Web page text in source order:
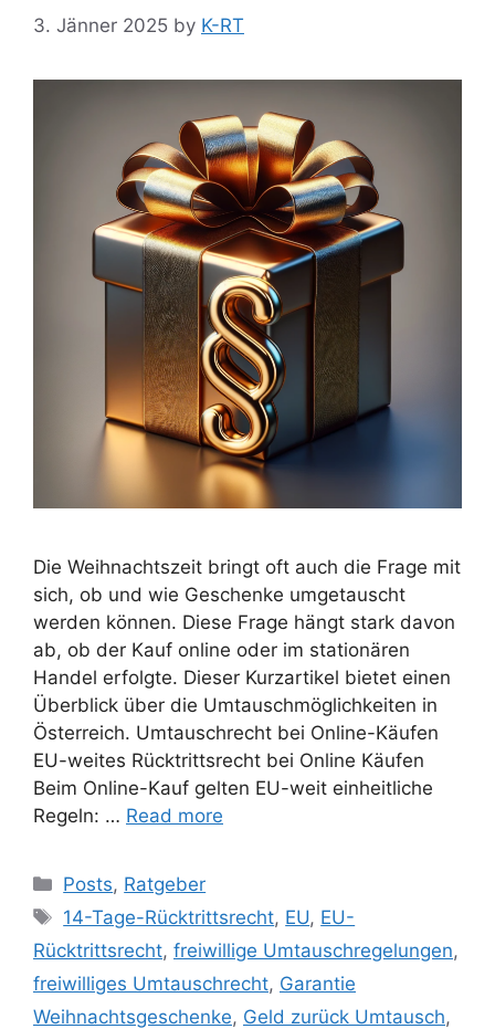
3. Jänner 2025 by K-RT
Die Weihnachtszeit bringt oft auch die Frage mit
sich, ob und wie Geschenke umgetauscht
werden können. Diese Frage hängt stark davon
ab, ob der Kauf online oder im stationären
Handel erfolgte. Dieser Kurzartikel bietet einen
Überblick über die Umtauschmöglichkeiten in
Österreich. Umtauschrecht bei Online-Käufen
EU-weites Rücktrittsrecht bei Online Käufen
Beim Online-Kauf gelten EU-weit einheitliche
Regeln: … Read more
Posts, Ratgeber
14-Tage-Rücktrittsrecht, EU, EU-
Rücktrittsrecht, freiwillige Umtauschregelungen,
freiwilliges Umtauschrecht, Garantie
Weihnachtsgeschenke, Geld zurück Umtausch,